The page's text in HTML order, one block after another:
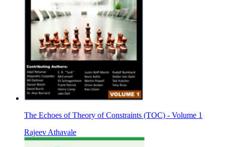
The Echoes of Theory of Constraints (TOC) - Volume 1
Rajeev Athavale